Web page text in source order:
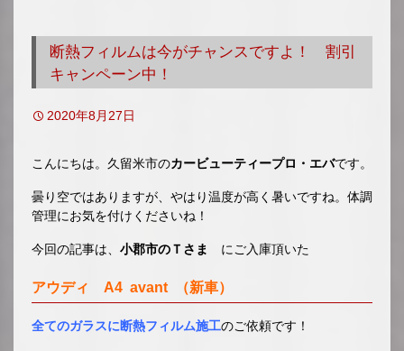
断熱フィルムは今がチャンスですよ！ 割引
キャンペーン中！
2020年8月27日
こんにちは。久留米市のカービューティープロ・エバです。
曇り空ではありますが、やはり温度が高く暑いですね。体調
管理にお気を付けくださいね！
今回の記事は、 小郡市のＴさま にご入庫頂いた
アウディ A4 avant （新車）
全てのガラスに断熱フィルム施工のご依頼です！